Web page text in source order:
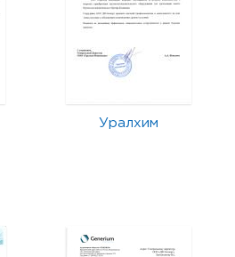
Уралхим